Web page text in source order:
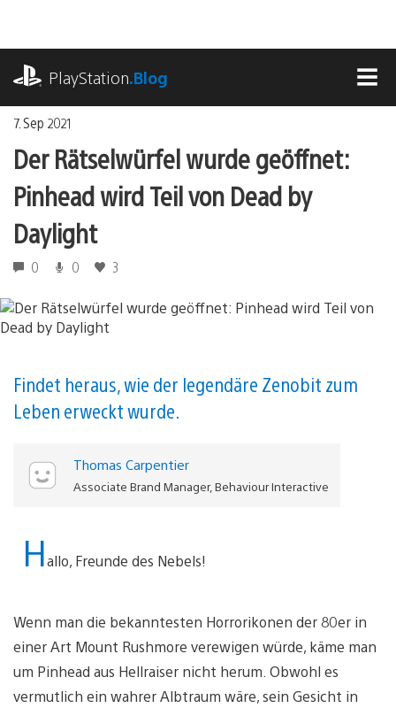
springen
PlayStation.Blog
7. Sep 2021
Der Rätselwürfel wurde geöffnet:
Pinhead wird Teil von Dead by
Daylight
0 0 3
Findet heraus, wie der legendäre Zenobit zum
Leben erweckt wurde.
Thomas Carpentier
Associate Brand Manager, Behaviour Interactive
Hallo, Freunde des Nebels!
Wenn man die bekanntesten Horrorikonen der 80er in
einer Art Mount Rushmore verewigen würde, käme man
um Pinhead aus Hellraiser nicht herum. Obwohl es
vermutlich ein wahrer Albtraum wäre, sein Gesicht in